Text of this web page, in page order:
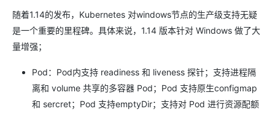
随着1.14的发布，Kubernetes 对windows节点的生产级支持无疑
是一个重要的里程碑。具体来说，1.14 版本针对 Windows 做了大
量增强；
Pod：Pod内支持 readiness 和 liveness 探针；支持进程隔
离和 volume 共享的多容器 Pod；Pod 支持原生configmap
和 sercret；Pod 支持emptyDir；支持对 Pod 进行资源配额